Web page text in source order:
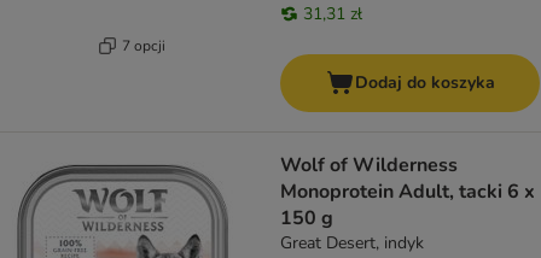
7 opcji
31,31 zł
Dodaj do koszyka
Wolf of Wilderness
Monoprotein Adult, tacki 6 x
150 g
Great Desert, indyk